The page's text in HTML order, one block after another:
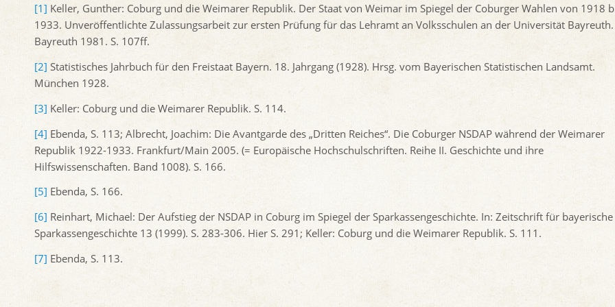
[1] Keller, Gunther: Coburg und die Weimarer Republik. Der Staat von Weimar im Spiegel der Coburger Wahlen von 1918
1933. Unveröffentlichte Zulassungsarbeit zur ersten Prüfung für das Lehramt an Volksschulen an der Universität Bayreuth.
Bayreuth 1981. S. 107ff.
[2] Statistisches Jahrbuch für den Freistaat Bayern. 18. Jahrgang (1928). Hrsg. vom Bayerischen Statistischen Landsamt.
München 1928.
[3] Keller: Coburg und die Weimarer Republik. S. 114.
[4] Ebenda, S. 113; Albrecht, Joachim: Die Avantgarde des „Dritten Reiches“. Die Coburger NSDAP während der Weimarer
Republik 1922-1933. Frankfurt/Main 2005. (= Europäische Hochschulschriften. Reihe II. Geschichte und ihre
Hilfswissenschaften. Band 1008). S. 166.
[5] Ebenda, S. 166.
[6] Reinhart, Michael: Der Aufstieg der NSDAP in Coburg im Spiegel der Sparkassengeschichte. In: Zeitschrift für bayerische
Sparkassengeschichte 13 (1999). S. 283-306. Hier S. 291; Keller: Coburg und die Weimarer Republik. S. 111.
[7] Ebenda, S. 113.